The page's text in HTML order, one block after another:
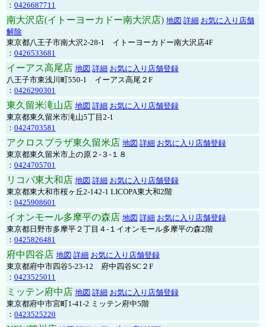
： 0426687711
南大沢店(イトーヨーカドー南大沢店) 地図 詳細 お気に入り店舗
解除
東京都八王子市南大沢2-28-1 イトーヨーカドー南大沢店4F
： 0426533681
イーアス高尾店 地図 詳細 お気に入り店舗登録
八王子市東浅川町550-1 イーアス高尾２F
： 0426290301
東久留米滝山店 地図 詳細 お気に入り店舗登録
東京都東久留米市滝山5丁目2-1
： 0424703581
アクロスプラザ東久留米店 地図 詳細 お気に入り店舗登録
東京都東久留米市上の原２-３-１８
： 0424705701
リコパ東大和店 地図 詳細 お気に入り店舗登録
東京都東大和市桜ヶ丘2-142-1 LICOPA東大和2階
： 0425908601
イオンモール多摩平の森店 地図 詳細 お気に入り店舗登録
東京都日野市多摩平２丁目４-１イオンモール多摩平の森2階
： 0425826481
府中四谷店 地図 詳細 お気に入り店舗登録
東京都府中市四谷5-23-12 府中四谷SC２F
： 0423525011
ミッテン府中店 地図 詳細 お気に入り店舗登録
東京都府中市宮町1-41-2 ミッテン府中5階
： 0423525220